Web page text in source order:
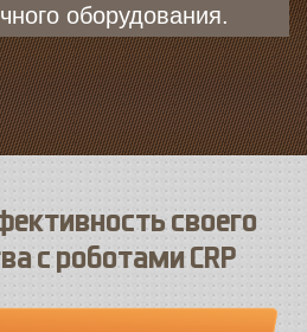
оборудования.
своего
с роботами CRP